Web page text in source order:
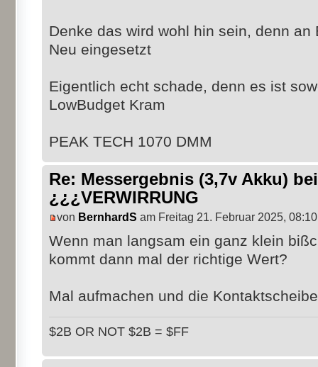
Denke das wird wohl hin sein, denn
Neu eingesetzt
Eigentlich echt schade, denn es ist
LowBudget Kram
PEAK TECH 1070 DMM
Re: Messergebnis (3,7v Akku)
¿¿¿VERWIRRUNG
von BernhardS am Freitag 21. Februar 2025, 08:10
Wenn man langsam ein ganz klein
kommt dann mal der richtige Wert?
Mal aufmachen und die
$2B OR NOT $2B = $FF